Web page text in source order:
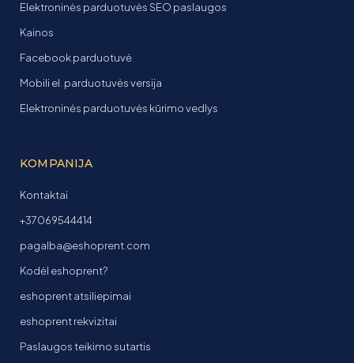
Elektroninės parduotuvės SEO paslaugos
Kainos
Facebook parduotuvė
Mobili el. parduotuvės versija
Elektroninės parduotuvės kūrimo vedlys
KOMPANIJA
Kontaktai
+37069544414
pagalba@eshoprent.com
Kodėl eshoprent?
eshoprent atsiliepimai
eshoprent rekvizitai
Paslaugos teikimo sutartis